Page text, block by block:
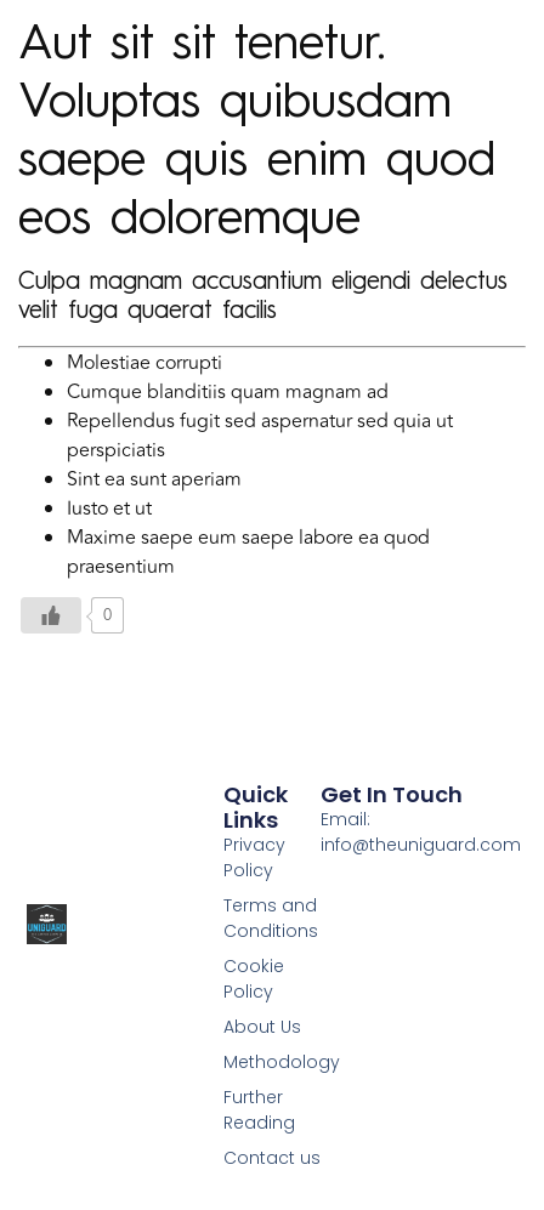
Aut sit sit tenetur.
Voluptas quibusdam
saepe quis enim quod
eos doloremque
Culpa magnam accusantium eligendi delectus
velit fuga quaerat facilis
Molestiae corrupti
Cumque blanditiis quam magnam ad
Repellendus fugit sed aspernatur sed quia ut
perspiciatis
Sint ea sunt aperiam
Iusto et ut
Maxime saepe eum saepe labore ea quod
praesentium
0
Quick
Links
Privacy
Policy
Terms and
Conditions
Cookie
Policy
About Us
Methodology
Further
Reading
Contact us
Get In Touch
Email:
info@theuniguard.com